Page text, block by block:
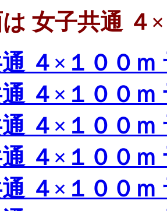
女子共通 ４
４×１００ｍ
４×１００ｍ
４×１００ｍ
４×１００ｍ
４×１００ｍ